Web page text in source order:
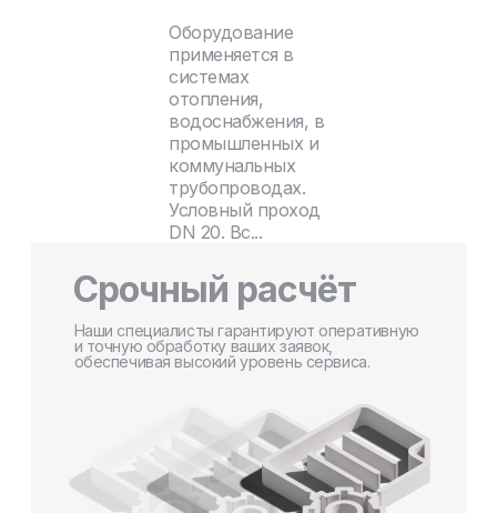
Оборудование
применяется в
системах
отопления,
водоснабжения, в
промышленных и
коммунальных
трубопроводах.
Условный проход
DN 20. Вс...
Срочный расчёт
Наши специалисты гарантируют оперативную
и точную обработку ваших заявок,
обеспечивая высокий уровень сервиса.